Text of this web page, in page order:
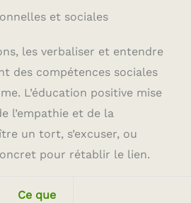
et sociales
les verbaliser et entendre
des compétences sociales
L’éducation positive mise
l’empathie et de la
un tort, s’excuser, ou
pour rétablir le lien.
Ce que